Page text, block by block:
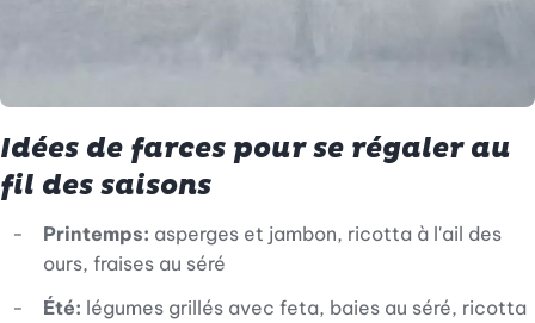
Idées de farces pour se régaler au
fil des saisons
Printemps: asperges et jambon, ricotta à l'ail des
ours, fraises au séré
Été: légumes grillés avec feta, baies au séré, ricotta